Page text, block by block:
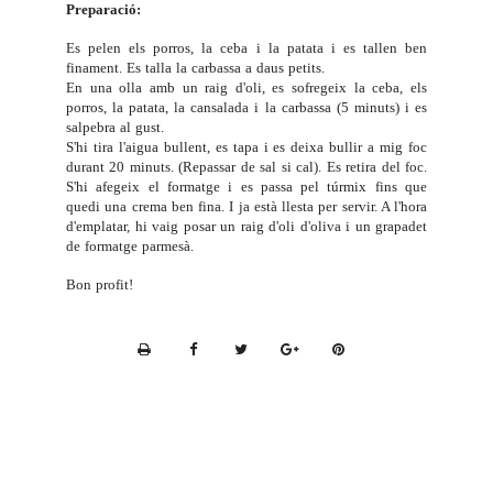
Preparació:
Es pelen els porros, la ceba i la patata i es tallen ben
finament. Es talla la carbassa a daus petits.
En una olla amb un raig d'oli, es sofregeix la ceba, els
porros, la patata, la cansalada i la carbassa (5 minuts) i es
salpebra al gust.
S'hi tira l'aigua bullent, es tapa i es deixa bullir a mig foc
durant 20 minuts. (Repassar de sal si cal). Es retira del foc.
S'hi afegeix el formatge i es passa pel túrmix fins que
quedi una crema ben fina. I ja està llesta per servir. A l'hora
d'emplatar, hi vaig posar un raig d'oli d'oliva i un grapadet
de formatge parmesà.
Bon profit!